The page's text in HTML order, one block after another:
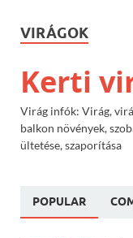
VIRÁGOK
Kerti
Virág infók: Virág,
balkon növények,
ültetése, szaporítása
POPULAR